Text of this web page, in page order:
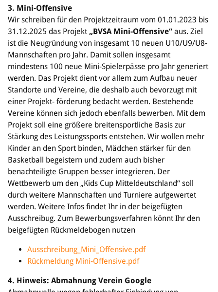
3. Mini-Offensive
Wir schreiben für den Projektzeitraum vom 01.01.2023 bis
31.12.2025 das Projekt „BVSA Mini-Offensive“ aus. Ziel
ist die Neugründung von insgesamt 10 neuen U10/U9/U8-
Mannschaften pro Jahr. Damit sollen insgesamt
mindestens 100 neue Mini-Spielerpässe pro Jahr generiert
werden. Das Projekt dient vor allem zum Aufbau neuer
Standorte und Vereine, die deshalb auch bevorzugt mit
einer Projekt- förderung bedacht werden. Bestehende
Vereine können sich jedoch ebenfalls bewerben. Mit dem
Projekt soll eine größere breitensportliche Basis zur
Stärkung des Leistungssports entstehen. Wir wollen mehr
Kinder an den Sport binden, Mädchen stärker für den
Basketball begeistern und zudem auch bisher
benachteiligte Gruppen besser integrieren. Der
Wettbewerb um den „Kids Cup Mitteldeutschland“ soll
durch weitere Mannschaften und Turniere aufgewertet
werden. Weitere Infos findet Ihr in der beigefügten
Ausschreibug. Zum Bewerbungsverfahren könnt Ihr den
beigefügten Rückmeldebogen nutzen
Ausschreibung_Mini_Offensive.pdf
Rückmeldung Mini-Offensive.pdf
4. Hinweis: Abmahnung Verein Google